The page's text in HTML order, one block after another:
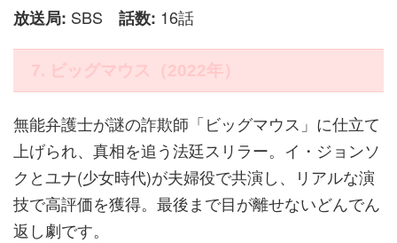
放送局: SBS 話数: 16話
7. ビッグマウス（2022年）
無能弁護士が謎の詐欺師「ビッグマウス」に仕立て
上げられ、真相を追う法廷スリラー。イ・ジョンソ
クとユナ(少女時代)が夫婦役で共演し、リアルな演
技で高評価を獲得。最後まで目が離せないどんでん
返し劇です。